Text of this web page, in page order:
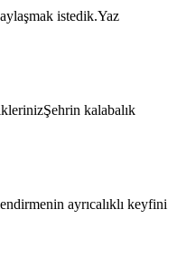
istedik.Yaz
kalabalık
ayrıcalıklı keyfini